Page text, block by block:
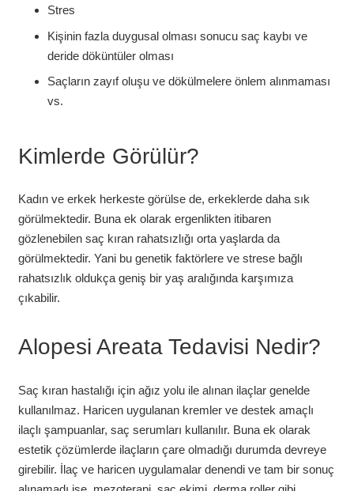
Stres
Kişinin fazla duygusal olması sonucu saç kaybı ve
deride döküntüler olması
Saçların zayıf oluşu ve dökülmelere önlem alınmaması
vs.
Kimlerde Görülür?
Kadın ve erkek herkeste görülse de, erkeklerde daha sık
görülmektedir. Buna ek olarak ergenlikten itibaren
gözlenebilen saç kıran rahatsızlığı orta yaşlarda da
görülmektedir. Yani bu genetik faktörlere ve strese bağlı
rahatsızlık oldukça geniş bir yaş aralığında karşımıza
çıkabilir.
Alopesi Areata Tedavisi Nedir?
Saç kıran hastalığı için ağız yolu ile alınan ilaçlar genelde
kullanılmaz. Haricen uygulanan kremler ve destek amaçlı
ilaçlı şampuanlar, saç serumları kullanılır. Buna ek olarak
estetik çözümlerde ilaçların çare olmadığı durumda devreye
girebilir. İlaç ve haricen uygulamalar denendi ve tam bir sonuç